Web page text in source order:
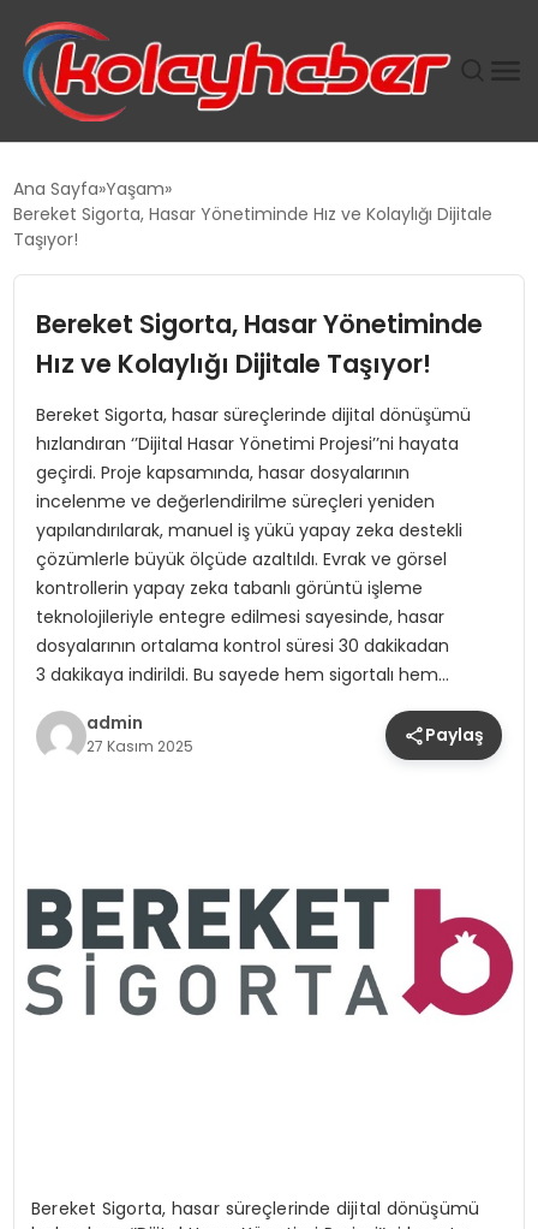
SUWEN’IN İSTIHDAM MODELI EKONOMIDE KADIN
TANYER YAPI ZEMIN MÜHENDISLIĞINDE HEDEF
BÜYÜTTÜ
TOROSLAR’DA PAZAR GERGİNLİĞİ!
Ana Sayfa Yaşam
Bereket Sigorta, Hasar Yönetiminde Hız ve Kolaylığı Dijitale
Taşıyor!
Bereket Sigorta, Hasar Yönetiminde
Hız ve Kolaylığı Dijitale Taşıyor!
Bereket Sigorta, hasar süreçlerinde dijital dönüşümü
hızlandıran ‘’Dijital Hasar Yönetimi Projesi’’ni hayata
geçirdi. Proje kapsamında, hasar dosyalarının
incelenme ve değerlendirilme süreçleri yeniden
yapılandırılarak, manuel iş yükü yapay zeka destekli
çözümlerle büyük ölçüde azaltıldı. Evrak ve görsel
kontrollerin yapay zeka tabanlı görüntü işleme
teknolojileriyle entegre edilmesi sayesinde, hasar
dosyalarının ortalama kontrol süresi 30 dakikadan
3 dakikaya indirildi. Bu sayede hem sigortalı hem…
admin
27 Kasım 2025 Paylaş
Bereket Sigorta, hasar süreçlerinde dijital dönüşümü